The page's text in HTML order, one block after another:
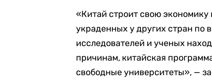
«Китай строит свою
украденных у других стран по
исследователей и ученых
причинам, китайская
свободные университеты», —